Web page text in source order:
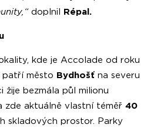
doplnil Répal.
kde je Accolade od roku
patří město Bydhošť na severu
žije bezmála půl milionu
zde aktuálně vlastní téměř 40
skladových prostor. Parky